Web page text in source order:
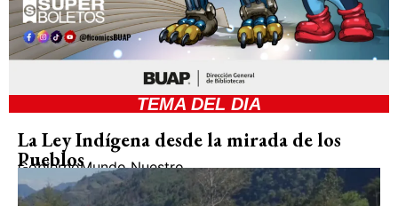
TEMA DEL DIA
La Ley Indígena desde la mirada de los
Pueblos
GobiernoMundo Nuestro